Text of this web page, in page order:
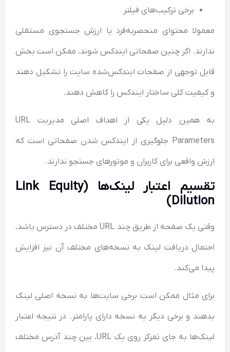
برخی ترکیب‌های فیلتر
محتوای منحصربه‌فرد یا ارزش جستجوی مستقلی
اگر چنین صفحاتی ایندکس شوند، ممکن است بخش
توجهی از صفحات ایندکس‌شده سایت را تشکیل دهند
کلی ساختار ایندکس را کاهش دهند.
به همین دلیل یکی از اهداف اصلی مدیریت URL
Parameters جلوگیری از ایندکس شدن صفحاتی است که
واقعی برای کاربران و موتورهای جستجو ندارند.
تقسیم اعتبار لینک‌ها (Link Equity
وقتی یک صفحه از طریق چند URL مختلف در دسترس باشد،
دریافت لینک به نسخه‌های مختلف آن نیز افزایش
می‌کند.
مثال ممکن است برخی سایت‌ها به نسخه اصلی لینک
و برخی دیگر به نسخه دارای پارامتر. در نتیجه اعتبار
لینک‌ها به جای تمرکز روی یک URL، بین چند آدرس مختلف